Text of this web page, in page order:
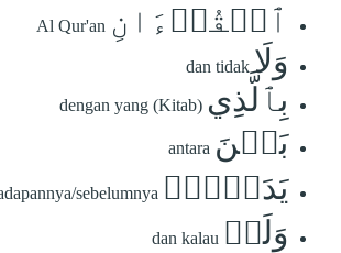
ٱلۡقُرۡءَانِ Al Qur'an
وَلَا dan tidak
بِٱلَّذِي dengan yang (Kitab)
بَيۡنَ antara
يَدَيۡهِۗ sebelumnya
وَلَوۡ dan kalau